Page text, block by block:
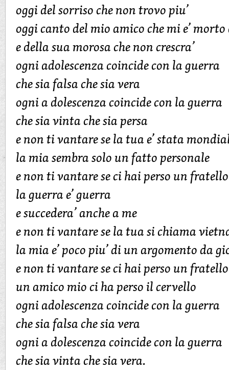
oggi del sorriso che non trovo piu’
oggi canto del mio amico che mi e’
e della sua morosa che non crescra’
ogni adolescenza coincide con la guerra
che sia falsa che sia vera
ogni a dolescenza coincide con la guerra
che sia vinta che sia persa
e non ti vantare se la tua e’ stata
la mia sembra solo un fatto personale
e non ti vantare se ci hai perso un fratello
la guerra e’ guerra
e succedera’ anche a me
e non ti vantare se la tua si chiama
la mia e’ poco piu’ di un argomento da
e non ti vantare se ci hai perso un fratello
un amico mio ci ha perso il cervello
ogni adolescenza coincide con la guerra
che sia falsa che sia vera
ogni a dolescenza coincide con la guerra
che sia vinta che sia vera.